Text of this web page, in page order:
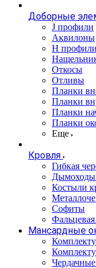
Доборные
J профили
Аквилоны
Н профили
Откосы
Отливы
Планки
Планки
Планки
Планки
Еще
Кровля
Гибкая
Дымоходы
Костыли
Софиты
Мансардные